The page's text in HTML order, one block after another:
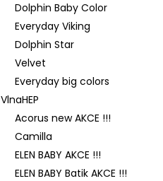
Dolphin Baby Color
Everyday Viking
Dolphin Star
Velvet
Everyday big colors
VlnaHEP
Acorus new AKCE !!!
Camilla
ELEN BABY AKCE !!!
ELEN BABY Batik AKCE !!!